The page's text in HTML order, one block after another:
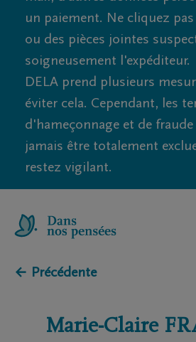
un paiement. Ne cliquez
ou des pièces jointes
soigneusement l'expéditeur.
DELA prend plusieurs
éviter cela. Cependant, les
d'hameçonnage et de
jamais être totalement
restez vigilant.
← Précédente
Marie-Claire